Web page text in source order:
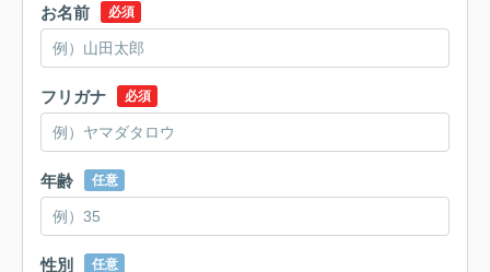
お名前 必須
フリガナ 必須
年齢 任意
性別 任意